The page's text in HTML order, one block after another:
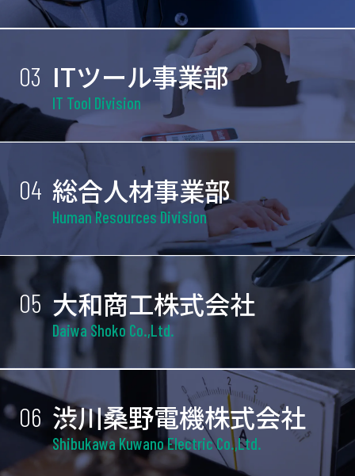
03 ITツール事業部
IT Tool Division
04 総合人材事業部
Human Resources Division
05 大和商工株式会社
Daiwa Shoko Co.,Ltd.
06 渋川桑野電機株式会社
Shibukawa Kuwano Electric Co.,Ltd.